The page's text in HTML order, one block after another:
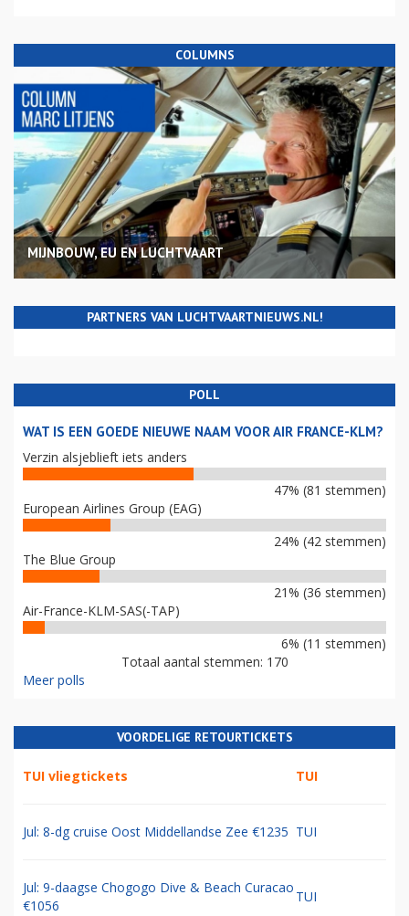
COLUMNS
MIJNBOUW, EU EN LUCHTVAART
PARTNERS VAN LUCHTVAARTNIEUWS.NL!
POLL
WAT IS EEN GOEDE NIEUWE NAAM VOOR AIR FRANCE-KLM?
Verzin alsjeblieft iets anders
47% (81 stemmen)
European Airlines Group (EAG)
24% (42 stemmen)
The Blue Group
21% (36 stemmen)
Air-France-KLM-SAS(-TAP)
6% (11 stemmen)
Totaal aantal stemmen: 170
Meer polls
VOORDELIGE RETOURTICKETS
TUI vliegtickets TUI
Jul: 8-dg cruise Oost Middellandse Zee €1235 TUI
Jul: 9-daagse Chogogo Dive & Beach Curacao
€1056
TUI